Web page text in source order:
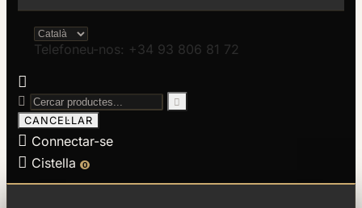
Telefoneu-nos: +34 93 806 81 72



CANCEL·LAR
 Connectar-se
 Cistella 0